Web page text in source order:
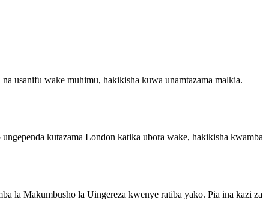
usanifu wake muhimu, hakikisha kuwa unamtazama malkia.
kutazama London katika ubora wake, hakikisha kwamba
la Makumbusho la Uingereza kwenye ratiba yako. Pia ina kazi za